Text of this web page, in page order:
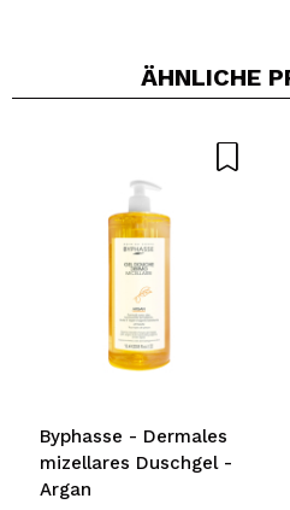
ÄHNLICHE
Byphasse - Dermales
mizellares Duschgel -
Argan